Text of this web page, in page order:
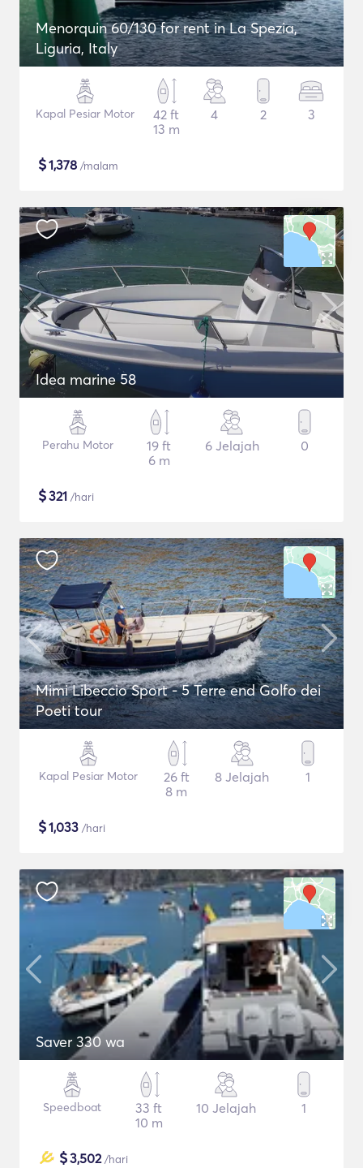
Menorquin 60/130 for rent in La Spezia,
Liguria, Italy
Kapal Pesiar Motor
42 ft
13 m
4 2 3
$1,378 /malam
Idea marine 58
Perahu Motor
19 ft
6 m
6 Jelajah 0
$321 /hari
Mimi Libeccio Sport - 5 Terre end Golfo dei
Poeti tour
Kapal Pesiar Motor
26 ft
8 m
8 Jelajah 1
$1,033 /hari
Saver 330 wa
Speedboat
33 ft
10 m
10 Jelajah 1
$3,502/hari